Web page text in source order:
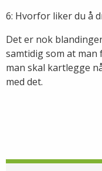
6: Hvorfor liker du å
Det er nok
samtidig som at
man skal kartlegge
med det.